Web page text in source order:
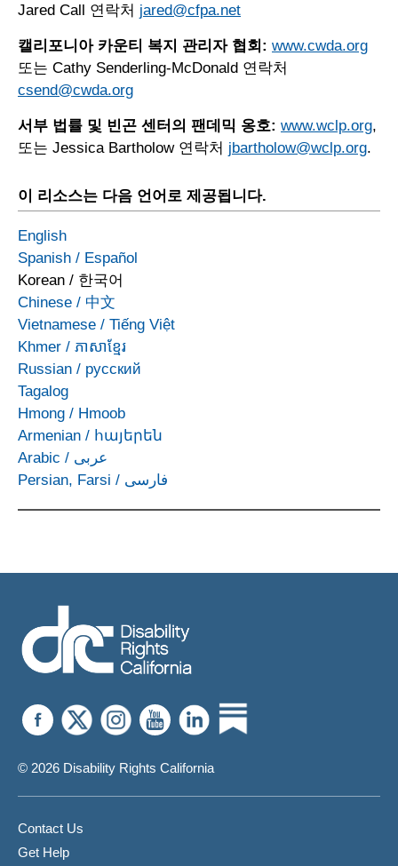
Jared Call 연락처 jared@cfpa.net
캘리포니아 카운티 복지 관리자 협회: www.cwda.org
또는 Cathy Senderling-McDonald 연락처
csend@cwda.org
서부 법률 및 빈곤 센터의 팬데믹 옹호: www.wclp.org,
또는 Jessica Bartholow 연락처 jbartholow@wclp.org.
이 리소스는 다음 언어로 제공됩니다.
English
Spanish / Español
Korean / 한국어
Chinese / 中文
Vietnamese / Tiếng Việt
Khmer / ភាសាខ្មែរ
Russian / русский
Tagalog
Hmong / Hmoob
Armenian / հայերեն
Arabic / عربى
Persian, Farsi / فارسی
© 2026 Disability Rights California
Contact Us
Get Help